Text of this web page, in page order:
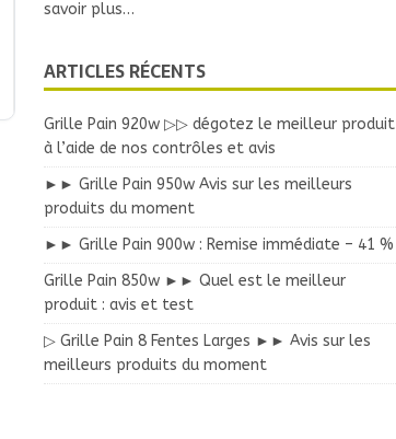
savoir plus…
ARTICLES RÉCENTS
Grille Pain 920w ▷▷ dégotez le meilleur produit
à l’aide de nos contrôles et avis
►► Grille Pain 950w Avis sur les meilleurs
produits du moment
►► Grille Pain 900w : Remise immédiate – 41 %
Grille Pain 850w ►► Quel est le meilleur
produit : avis et test
▷ Grille Pain 8 Fentes Larges ►► Avis sur les
meilleurs produits du moment